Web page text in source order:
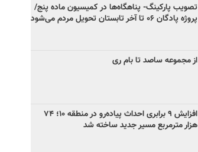
تصویب پارکینگ- پناهگاه‌ها در کمیسیون ماده پنج/
پروژه پادگان ۰۶ تا آخر تابستان تحویل مردم می‌شود
از مجموعه ساصد تا بام ری
افزایش ۹ برابری احداث پیاده‌رو در منطقه ۱۰؛ ۷۴
هزار مترمربع مسیر جدید ساخته شد